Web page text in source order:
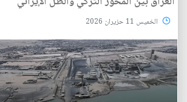
الخميس 11 حزيران 2026